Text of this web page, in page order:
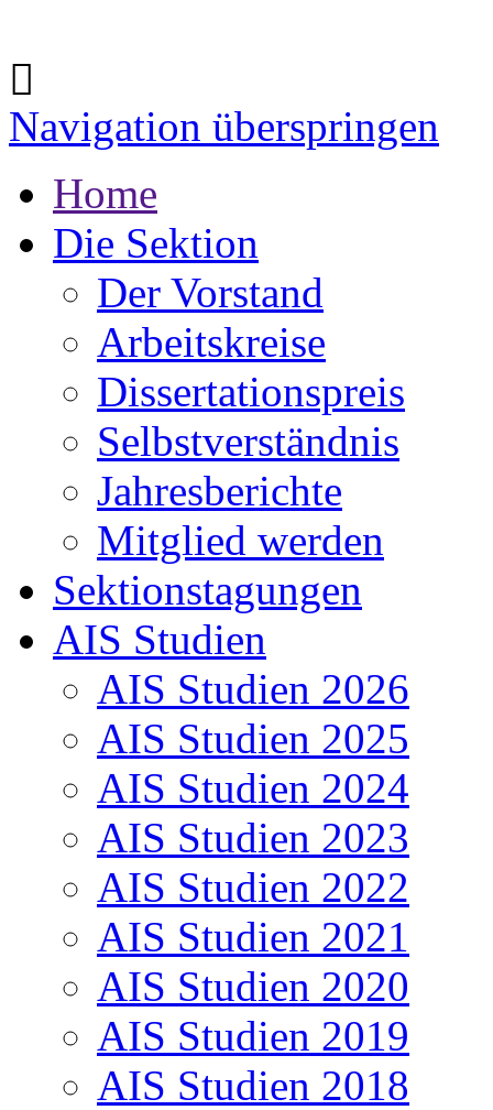
Navigation überspringen
Home
Die Sektion
Der Vorstand
Arbeitskreise
Dissertationspreis
Selbstverständnis
Jahresberichte
Mitglied werden
Sektionstagungen
AIS Studien
AIS Studien 2026
AIS Studien 2025
AIS Studien 2024
AIS Studien 2023
AIS Studien 2022
AIS Studien 2021
AIS Studien 2020
AIS Studien 2019
AIS Studien 2018